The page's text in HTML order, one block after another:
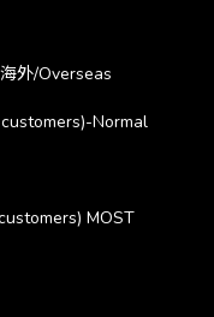
外/Overseas
Normal
MOST